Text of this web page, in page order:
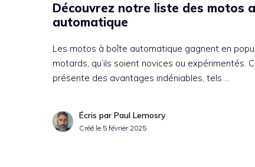
Découvrez notre liste des motos
automatique
Les motos à boîte automatique gagnent en
motards, qu’ils soient novices ou expérimentés.
présente des avantages indéniables, tels …
Écris par Paul Lemosry
Créé le 5 février 2025